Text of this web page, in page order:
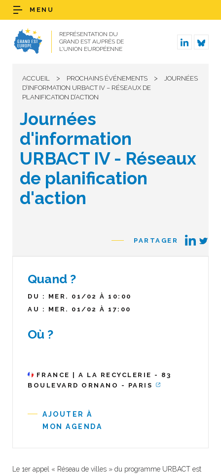
REPRÉSENTATION DU
GRAND EST AUPRÈS DE
L’UNION EUROPÉENNE
MENU
ACCUEIL > PROCHAINS ÉVÉNEMENTS >
JOURNÉES
D’INFORMATION URBACT IV – RÉSEAUX DE
PLANIFICATION D’ACTION
Journées
d'information
URBACT IV - Réseaux
de planification
d'action
PARTAGER
Quand ?
DU : MER. 01/02 À 10:00
AU : MER. 01/02 À 17:00
Où ?
FRANCE | A LA RECYCLERIE - 83
BOULEVARD ORNANO - PARIS
AJOUTER À
MON AGENDA
Le 1er appel « Réseau de villes » du programme URBACT est